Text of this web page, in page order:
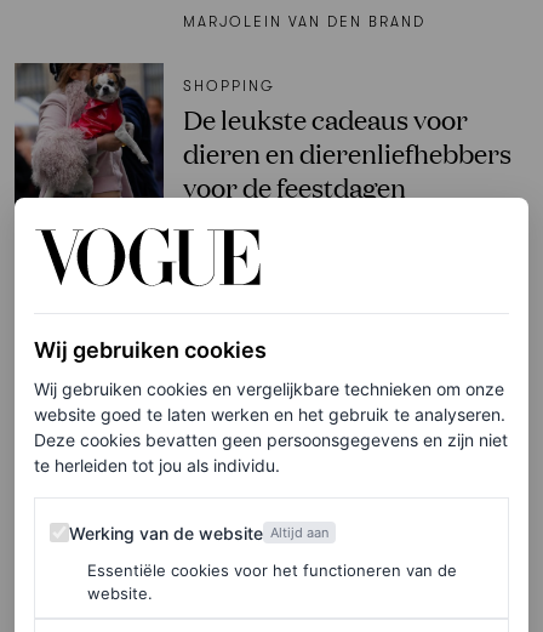
MARJOLEIN VAN DEN BRAND
SHOPPING
De leukste cadeaus voor
dieren en dierenliefhebbers
voor de feestdagen
LOIS LAVERNE
Vloeiend en sculpturaal:
sieraden die jouw summer
holiday look die breezy vibe
geven
CELEBRITY
Deze huisdieren van
Wij gebruiken cookies
Wij gebruiken cookies en vergelijkbare technieken om onze
website goed te laten werken en het gebruik te analyseren.
Deze cookies bevatten geen persoonsgegevens en zijn niet
te herleiden tot jou als individu.
Werking van de website
Werking van de website Altijd aan
Essentiële cookies voor het functioneren van de
website.